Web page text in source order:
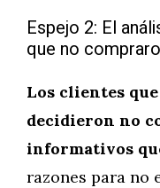
Espejo 2: El
que no
Los clientes
decidieron no
informativos
razones para no